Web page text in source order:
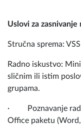
Uslovi za zasnivanje
Stručna sprema:
Radno iskustvo:
sličnim ili istim
grupama.
· Poznavanje rada
Office paketu